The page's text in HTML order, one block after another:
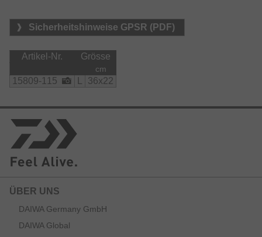
Eimer:
EVASicherheitshinweise GPSR (PDF)
Artikel-Nr. Grösse
cm
15809-115 36x22
ÜBER UNS
DAIWA Germany GmbH
DAIWA Global